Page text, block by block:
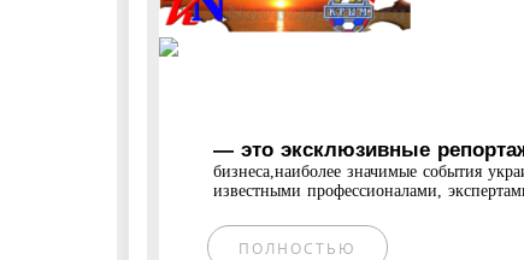
— это эксклюзивные
бизнеса,наиболее значимые события
известными профессионалами,
ПОЛНОСТЬЮ